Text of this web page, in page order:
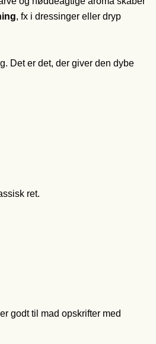
, fx i dressinger eller dryp
Det er det, der giver den dybe
ret.
godt til mad opskrifter med